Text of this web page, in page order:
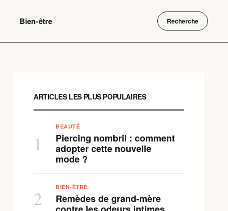
Bien-être Recherche
ARTICLES LES PLUS POPULAIRES
1
BEAUTÉ
Piercing nombril : comment
adopter cette nouvelle
mode ?
2
BIEN-ÊTRE
Remèdes de grand-mère